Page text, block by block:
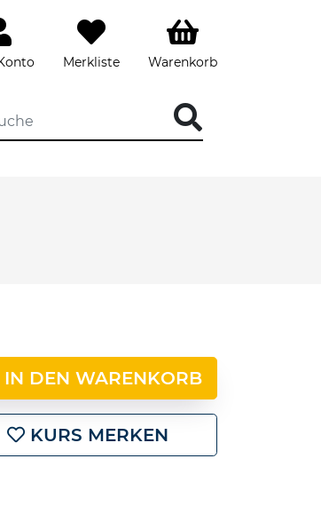
Merkliste Warenkorb
IN DEN WARENKORB
KURS MERKEN